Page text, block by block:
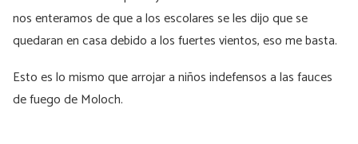
nos enteramos de que a los escolares se les dijo que se
quedaran en casa debido a los fuertes vientos, eso me basta.
Esto es lo mismo que arrojar a niños indefensos a las fauces
de fuego de Moloch.